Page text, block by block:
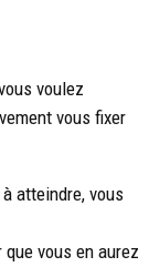
voulez
vous fixer
atteindre, vous
vous en aurez